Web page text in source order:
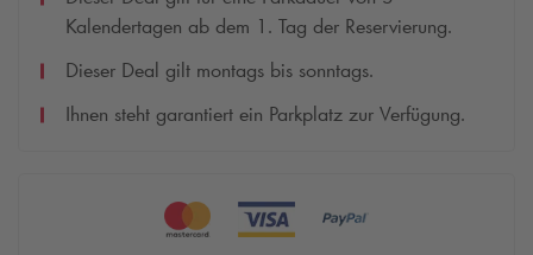
Kalendertagen ab dem 1. Tag der Reservierung.
Dieser Deal gilt montags bis sonntags.
Ihnen steht garantiert ein Parkplatz zur Verfügung.